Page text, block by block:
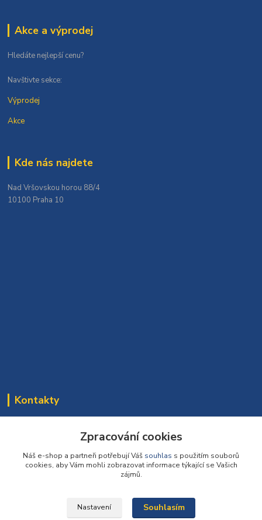
Akce a výprodej
Hledáte nejlepší cenu?
Navštivte sekce:
Výprodej
Akce
Kde nás najdete
Nad Vršovskou horou 88/4
10100 Praha 10
Kontakty
info@podlahy1.cz
Zpracování cookies
Náš e-shop a partneři potřebují Váš souhlas s použitím souborů
cookies, aby Vám mohli zobrazovat informace týkající se Vašich
zájmů.
Nastavení Souhlasím